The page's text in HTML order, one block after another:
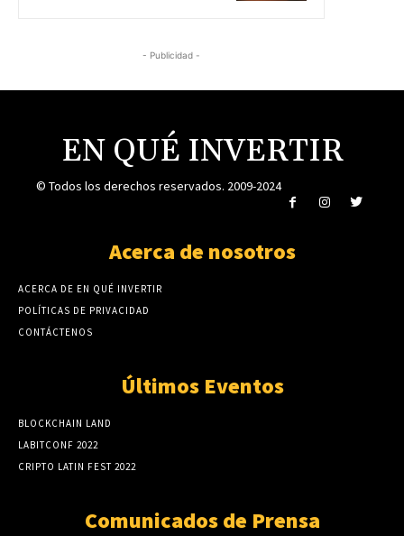
- Publicidad -
EN QUÉ INVERTIR
© Todos los derechos reservados. 2009-2024
Acerca de nosotros
ACERCA DE EN QUÉ INVERTIR
POLÍTICAS DE PRIVACIDAD
CONTÁCTENOS
Últimos Eventos
BLOCKCHAIN LAND
LABITCONF 2022
CRIPTO LATIN FEST 2022
Comunicados de Prensa